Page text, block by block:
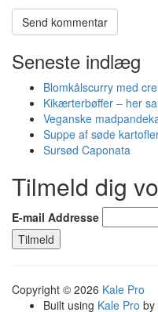
Seneste indlæg
Blomkålscurry med
Kikærterbøffer – her
Veganske
Suppe af søde
Sursød Caponata
Tilmeld dig
E-mail Addresse
Copyright © 2026 Kale Pro
Built using Kale Pro by